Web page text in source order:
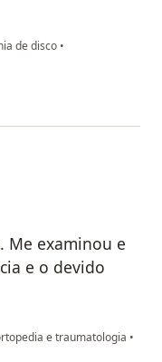
de disco •
da Silva
Me examinou e
e o devido
e traumatologia •